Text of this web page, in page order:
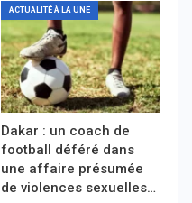
ACTUALITÉ À LA UNE
Dakar : un coach de
football déféré dans
une affaire présumée
de violences sexuelles…